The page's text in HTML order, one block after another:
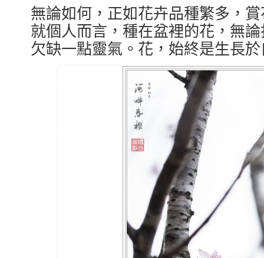
無論如何，正如花卉品種繁多，
就個人而言，種在盆裡的花，無
欠缺一點靈氣。花，始終是生長